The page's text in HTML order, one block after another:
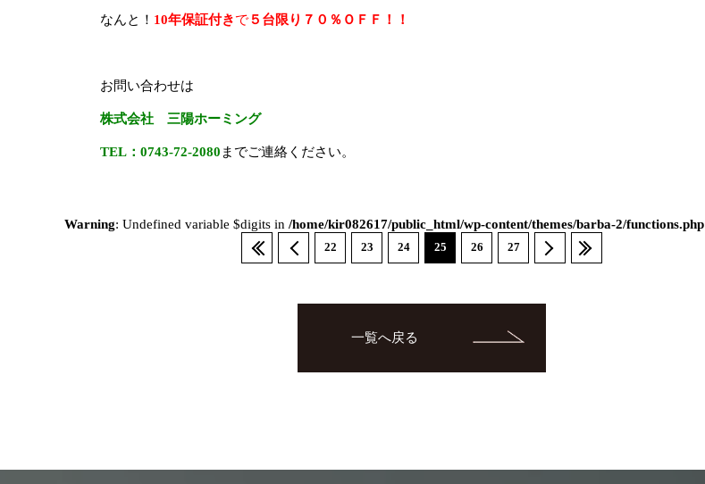
なんと！ 10年保証付きで５台限り７０％ＯＦＦ！！
お問い合わせは
株式会社 三陽ホーミング
TEL：0743-72-2080 までご連絡ください。
Warning: Undefined variable $digits in /home/kir082617/public_html/wp-content/themes/barba-2/functions.php
22 23 24 25 26 27
一覧へ戻る